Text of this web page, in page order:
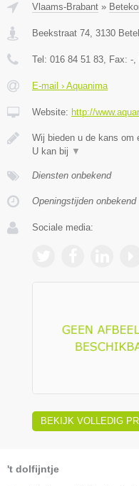
Vlaams-Brabant »
Beekstraat 74 3130
Tel: 016 84 51 83 , Fax: -
E-mail › Aquanima
Website: http://
Wij bieden u de kans om
U kan bij ▼
Diensten onbekend
Openingstijden onbekend
Sociale media:
BEKIJK VOLLEDIG
't dolfijntje